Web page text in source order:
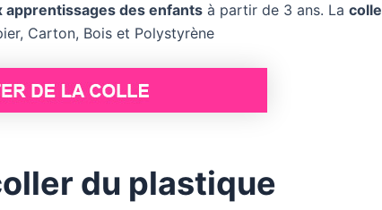
apprentissages des enfants à partir de 3 ans. La colle
Carton, Bois et Polystyrène
du plastique